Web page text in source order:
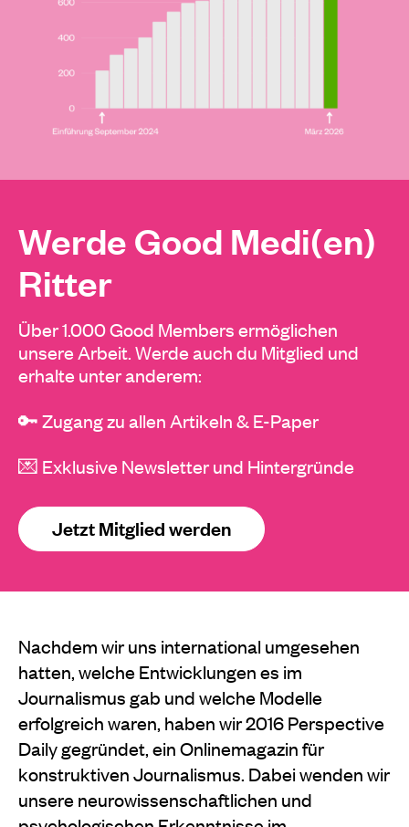
Werde Good Medi(en)
Ritter
Über 1.000 Good Members ermöglichen
unsere Arbeit. Werde auch du Mitglied und
erhalte unter anderem:
🔑 Zugang zu allen Artikeln & E-Paper
💌 Exklusive Newsletter und Hintergründe
Jetzt Mitglied werden
Nachdem wir uns international umgesehen
hatten, welche Entwicklungen es im
Journalismus gab und welche Modelle
erfolgreich waren, haben wir 2016 Perspective
Daily gegründet, ein Onlinemagazin für
konstruktiven Journalismus. Dabei wenden wir
unsere neurowissenschaftlichen und